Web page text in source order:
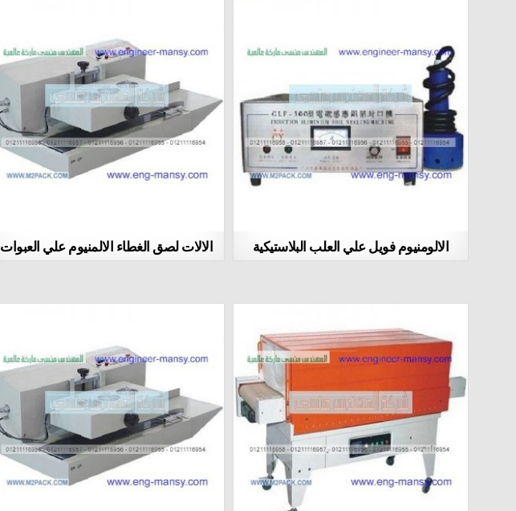
الالات لصق الغطاء الالمنيوم علي العبوات الالومنيوم فويل علي العلب البلاستيكية